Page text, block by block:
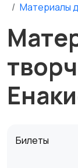
Материалы
Билеты